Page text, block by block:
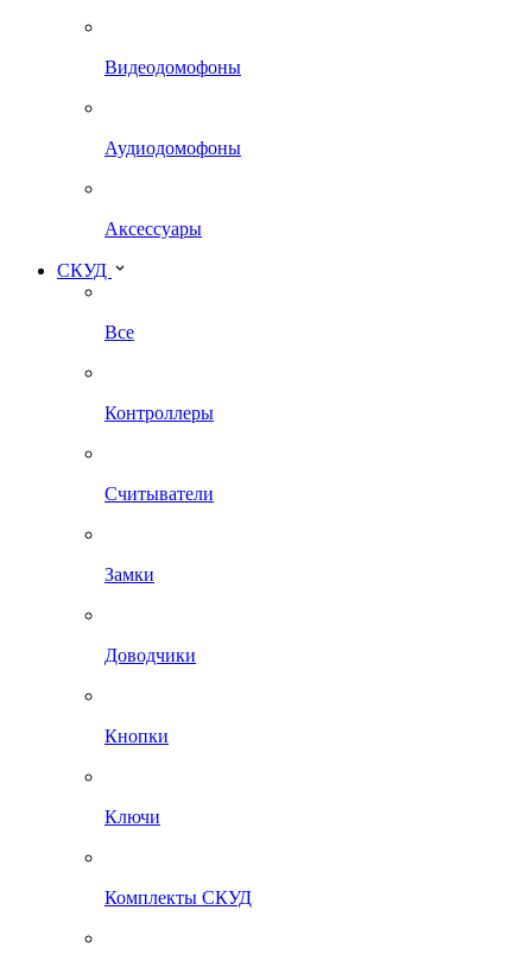
Видеодомофоны
Аудиодомофоны
Аксессуары
СКУД
Все
Контроллеры
Считыватели
Замки
Доводчики
Кнопки
Ключи
Комплекты СКУД